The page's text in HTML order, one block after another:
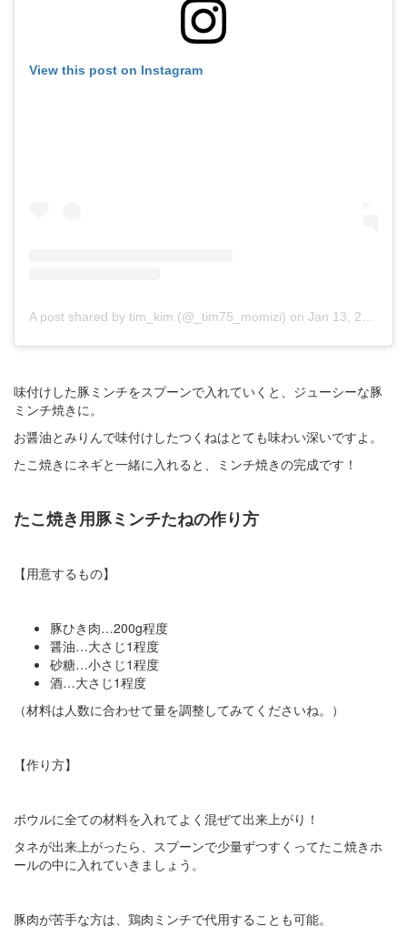
View this post on Instagram
A post shared by tim_kim (@_tim75_momizi) on Jan 13, 2019 at 4:24am PST
味付けした豚ミンチをスプーンで入れていくと、ジューシーな豚
ミンチ焼きに。
お醤油とみりんで味付けしたつくねはとても味わい深いですよ。
たこ焼きにネギと一緒に入れると、ミンチ焼きの完成です！
たこ焼き用豚ミンチたねの作り方
【用意するもの】
豚ひき肉…200g程度
醤油…大さじ1程度
砂糖…小さじ1程度
酒…大さじ1程度
（材料は人数に合わせて量を調整してみてくださいね。）
【作り方】
ボウルに全ての材料を入れてよく混ぜて出来上がり！
タネが出来上がったら、スプーンで少量ずつすくってたこ焼きホ
ールの中に入れていきましょう。
豚肉が苦手な方は、鶏肉ミンチで代用することも可能。